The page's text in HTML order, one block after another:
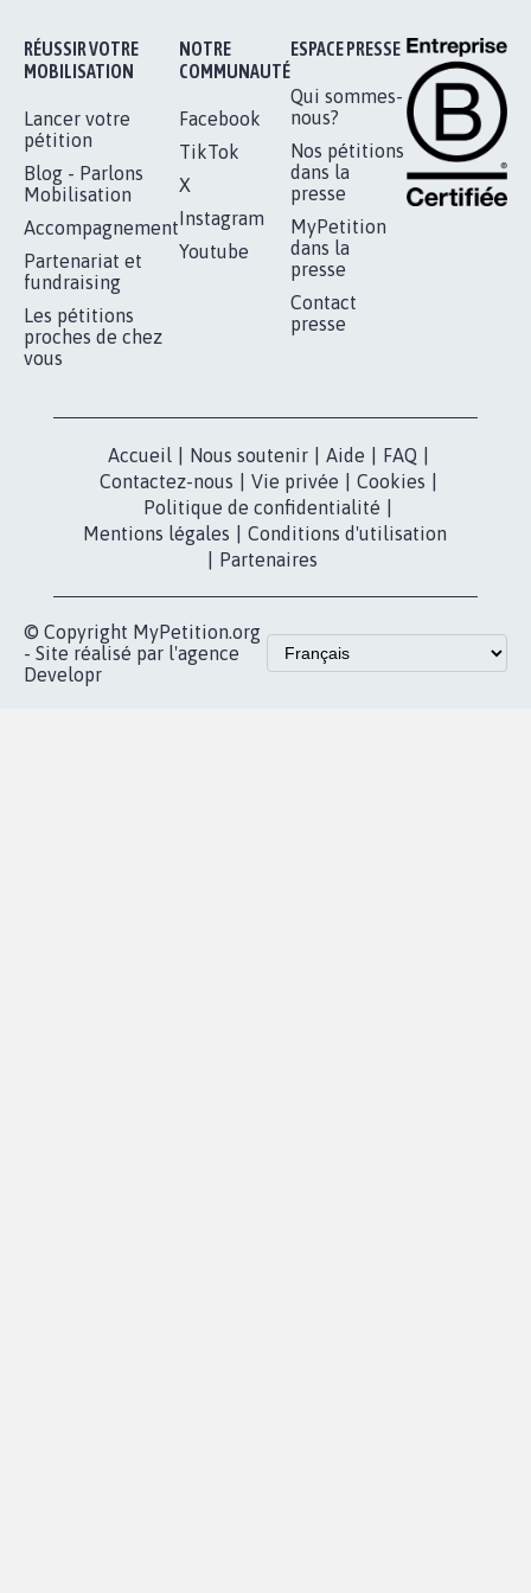
RÉUSSIR VOTRE
MOBILISATION
Lancer votre
pétition
Blog - Parlons
Mobilisation
Accompagnement
Partenariat et
fundraising
Les pétitions
proches de chez
vous
NOTRE
COMMUNAUTÉ
Facebook
TikTok
X
Instagram
Youtube
ESPACE PRESSE
Qui sommes-
nous?
Nos pétitions
dans la
presse
MyPetition
dans la
presse
Contact
presse
Accueil Nous soutenir Aide FAQ
Contactez-nous
Vie privée Cookies
Politique de confidentialité
Mentions légales
Conditions d'utilisation
Partenaires
© Copyright MyPetition.org
- Site réalisé par l'agence
Developr